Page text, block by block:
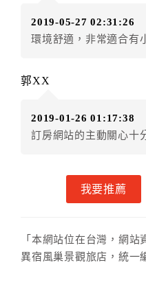
．訂房者使用「保留住宿
店客滿，敬請及早計畫，
．每筆訂單異動限定乙次
訂房者應補足差額。 限原
六、取消訂單
訂房者因故取消訂單辦理
◎住房日1天前辦理者，
◎住房日當日辦理者，訂
2019-05-27 02:31:26
環境舒適，非常適合有
郭XX
2019-01-26 01:17:38
訂房網站的主動關心十
我要推薦
「本網站位在台灣，網
異宿風巢景觀旅店，統一